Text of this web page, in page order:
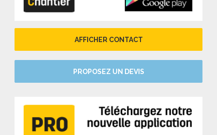
AFFICHER CONTACT
PROPOSEZ UN DEVIS